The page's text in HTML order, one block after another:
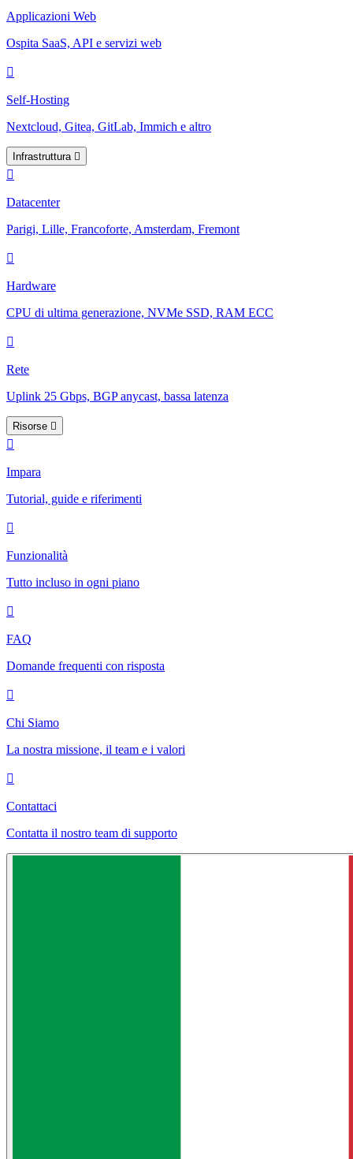
Applicazioni Web
Ospita SaaS, API e servizi web
Self-Hosting
Nextcloud, Gitea, GitLab, Immich e altro
Infrastruttura
Datacenter
Parigi, Lille, Francoforte, Amsterdam, Fremont
Hardware
CPU di ultima generazione, NVMe SSD, RAM ECC
Rete
Uplink 25 Gbps, BGP anycast, bassa latenza
Risorse
Impara
Tutorial, guide e riferimenti
Funzionalità
Tutto incluso in ogni piano
FAQ
Domande frequenti con risposta
Chi Siamo
La nostra missione, il team e i valori
Contattaci
Contatta il nostro team di supporto